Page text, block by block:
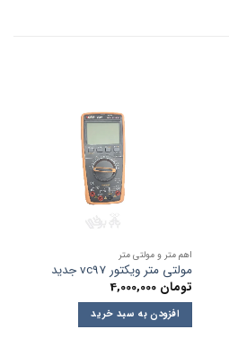
اهم متر و مولتی متر
مولتی متر ویکتور vc97 جدید
تومان
افزودن به سبد خرید